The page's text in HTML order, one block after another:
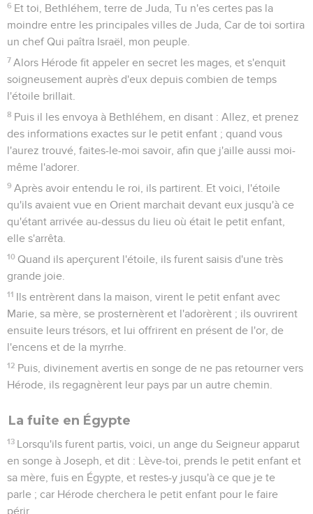
6 Et toi, Bethléhem, terre de Juda, Tu n'es certes pas la
moindre entre les principales villes de Juda, Car de toi sortira
un chef Qui paîtra Israël, mon peuple.
7 Alors Hérode fit appeler en secret les mages, et s'enquit
soigneusement auprès d'eux depuis combien de temps
l'étoile brillait.
8 Puis il les envoya à Bethléhem, en disant : Allez, et prenez
des informations exactes sur le petit enfant ; quand vous
l'aurez trouvé, faites-le-moi savoir, afin que j'aille aussi moi-
même l'adorer.
9 Après avoir entendu le roi, ils partirent. Et voici, l'étoile
qu'ils avaient vue en Orient marchait devant eux jusqu'à ce
qu'étant arrivée au-dessus du lieu où était le petit enfant,
elle s'arrêta.
10 Quand ils aperçurent l'étoile, ils furent saisis d'une très
grande joie.
11 Ils entrèrent dans la maison, virent le petit enfant avec
Marie, sa mère, se prosternèrent et l'adorèrent ; ils ouvrirent
ensuite leurs trésors, et lui offrirent en présent de l'or, de
l'encens et de la myrrhe.
12 Puis, divinement avertis en songe de ne pas retourner vers
Hérode, ils regagnèrent leur pays par un autre chemin.
La fuite en Égypte
13 Lorsqu'ils furent partis, voici, un ange du Seigneur apparut
en songe à Joseph, et dit : Lève-toi, prends le petit enfant et
sa mère, fuis en Égypte, et restes-y jusqu'à ce que je te
parle ; car Hérode cherchera le petit enfant pour le faire
périr.